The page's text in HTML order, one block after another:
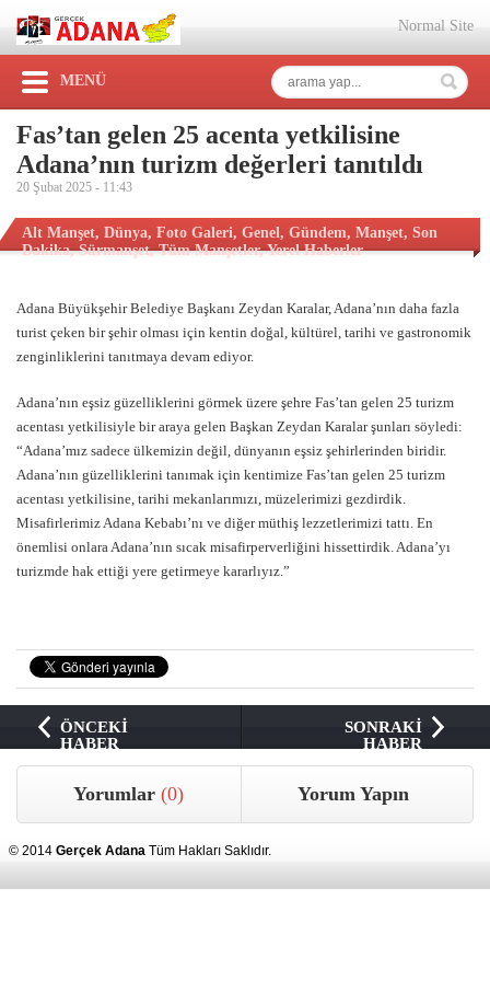
Normal Site
MENÜ
Fas’tan gelen 25 acenta yetkilisine
Adana’nın turizm değerleri tanıtıldı
20 Şubat 2025 - 11:43
Alt Manşet, Dünya, Foto Galeri, Genel, Gündem, Manşet, Son
Dakika,Sürmanşet,Tüm Manşetler,Yerel Haberler
Adana Büyükşehir Belediye Başkanı Zeydan Karalar, Adana’nın daha fazla
turist çeken bir şehir olması için kentin doğal, kültürel, tarihi ve gastronomik
zenginliklerini tanıtmaya devam ediyor.
Adana’nın eşsiz güzelliklerini görmek üzere şehre Fas’tan gelen 25 turizm
acentası yetkilisiyle bir araya gelen Başkan Zeydan Karalar şunları söyledi:
“Adana’mız sadece ülkemizin değil, dünyanın eşsiz şehirlerinden biridir.
Adana’nın güzelliklerini tanımak için kentimize Fas’tan gelen 25 turizm
acentası yetkilisine, tarihi mekanlarımızı, müzelerimizi gezdirdik.
Misafirlerimiz Adana Kebabı’nı ve diğer müthiş lezzetlerimizi tattı. En
önemlisi onlara Adana’nın sıcak misafirperverliğini hissettirdik. Adana’yı
turizmde hak ettiği yere getirmeye kararlıyız.”
ÖNCEKİ
HABER
SONRAKİ
HABER
Yorumlar(0) Yorum Yapın
© 2014 Gerçek Adana Tüm Hakları Saklıdır.